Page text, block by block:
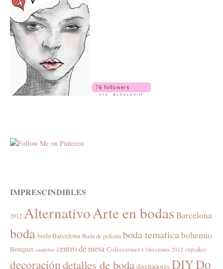
IMPRESCINDIBLES
2012 AlternativoArte en bodas Barcelona
boda boda Barcelona Boda de película boda tematicabohemio
Bouquet candybar centro de mesa Colecciones Colecciones 2012 cupcakes
decoracióndetalles de boda diseñadores DIYDo